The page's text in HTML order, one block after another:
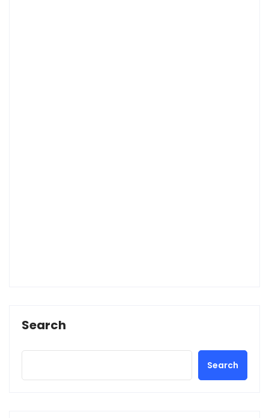
Search
Search